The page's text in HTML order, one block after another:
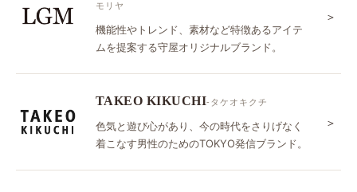
モリヤ
機能性やトレンド、素材など特徴あるアイテ
ムを提案する守屋オリジナルブランド。
＞
TAKEO KIKUCHI-タケオキクチ
色気と遊び心があり、今の時代をさりげなく
着こなす男性のためのTOKYO発信ブランド。
＞